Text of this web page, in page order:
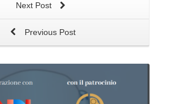
Next Post
Previous Post